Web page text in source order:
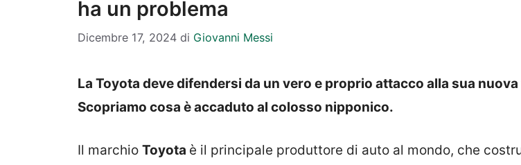
ha un problema
Dicembre 17, 2024 di Giovanni Messi
La Toyota deve difendersi da un vero e proprio attacco alla sua
Scopriamo cosa è accaduto al colosso nipponico.
Il marchio Toyota è il principale produttore di auto al mondo, che